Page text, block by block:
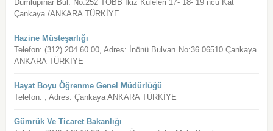
Dumlupınar Bul. No:252 TOBB İkiz Kuleleri 17- 18- 19 ncu Kat
Çankaya /ANKARA TÜRKİYE
Hazine Müsteşarlığı
Telefon: (312) 204 60 00, Adres: İnönü Bulvarı No:36 06510 Çankaya
ANKARA TÜRKİYE
Hayat Boyu Öğrenme Genel Müdürlüğü
Telefon: , Adres: Çankaya ANKARA TÜRKİYE
Gümrük Ve Ticaret Bakanlığı